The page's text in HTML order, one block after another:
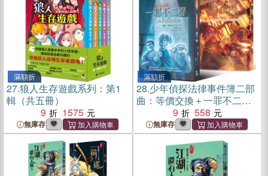
滿額折
27.狼人生存遊戲系列：第1
輯（共五冊）
9
1575
無庫存
滿額折
28.少年偵探法律事件簿二部
曲：等價交換＋一罪不二審
（全兩冊）
9 558
無庫存